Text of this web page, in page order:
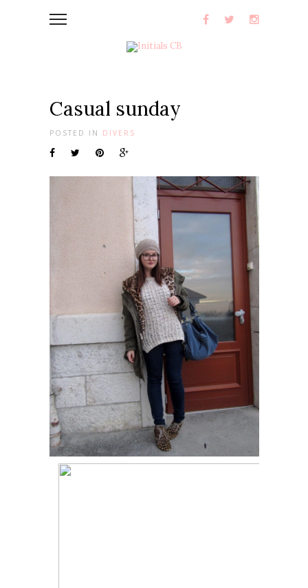
Casual sunday
POSTED IN DIVERS